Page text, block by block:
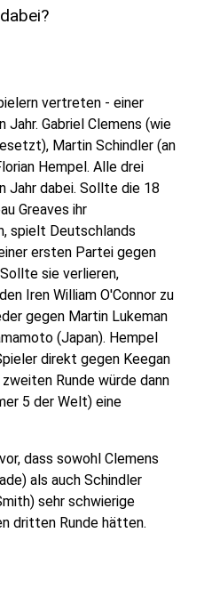
vertreten - einer
Jahr. Gabriel Clemens (wie
Martin Schindler (an
Hempel. Alle drei
Jahr dabei. Sollte die 18
Greaves ihr
spielt Deutschlands
ersten Partei gegen
sie verlieren,
Iren William O'Connor zu
gegen Martin Lukeman
(Japan). Hempel
direkt gegen Keegan
Runde würde dann
5 der Welt) eine
dass sowohl Clemens
als auch Schindler
sehr schwierige
dritten Runde hätten.